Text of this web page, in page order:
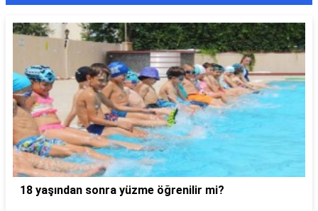
18 yaşından sonra yüzme öğrenilir mi?